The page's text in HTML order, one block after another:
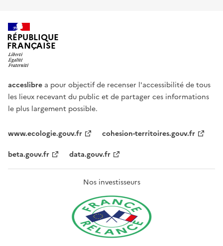
RÉPUBLIQUE
FRANÇAISE
acceslibre a pour objectif de recenser l'accessibilité de tous
les lieux recevant du public et de partager ces informations
le plus largement possible.
www.ecologie.gouv.fr
cohesion-territoires.gouv.fr
beta.gouv.fr
data.gouv.fr
Nos investisseurs